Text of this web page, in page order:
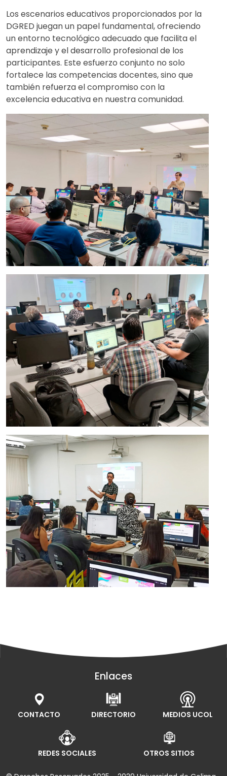
Los escenarios educativos proporcionados por la
DGRED juegan un papel fundamental, ofreciendo
un entorno tecnológico adecuado que facilita el
aprendizaje y el desarrollo profesional de los
participantes. Este esfuerzo conjunto no solo
fortalece las competencias docentes, sino que
también refuerza el compromiso con la
excelencia educativa en nuestra comunidad.
Enlaces
CONTACTO DIRECTORIO MEDIOS UCOL
REDES SOCIALES OTROS SITIOS